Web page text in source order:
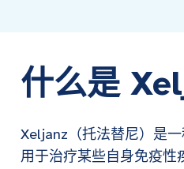
什么是
Xeljanz（托法替尼）是一
用于治疗某些自身免疫性